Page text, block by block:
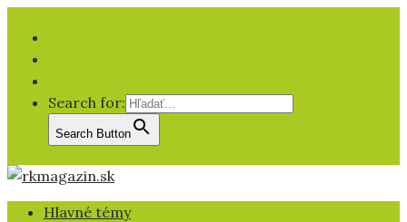
Search for:
Search Button
Hlavné témy